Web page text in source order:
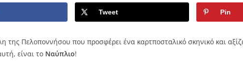
Tweet Pin
της Πελοποννήσου που προσφέρει ένα καρτποσταλικό σκηνικό και
είναι το Ναύπλιο!